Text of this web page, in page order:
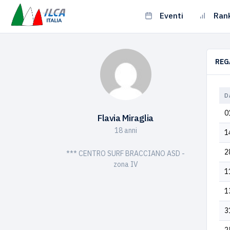
Eventi
Flavia Miraglia
18 anni
*** CENTRO SURF BRACCIANO ASD -
zona IV